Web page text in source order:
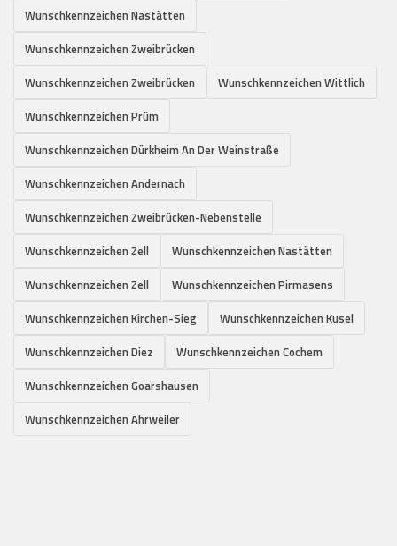
Wunschkennzeichen Nastätten
Wunschkennzeichen Zweibrücken
Wunschkennzeichen Zweibrücken
Wunschkennzeichen Wittlich
Wunschkennzeichen Prüm
Wunschkennzeichen Dürkheim An Der Weinstraße
Wunschkennzeichen Andernach
Wunschkennzeichen Zweibrücken-Nebenstelle
Wunschkennzeichen Zell
Wunschkennzeichen Nastätten
Wunschkennzeichen Zell
Wunschkennzeichen Pirmasens
Wunschkennzeichen Kirchen-Sieg
Wunschkennzeichen Kusel
Wunschkennzeichen Diez
Wunschkennzeichen Cochem
Wunschkennzeichen Goarshausen
Wunschkennzeichen Ahrweiler